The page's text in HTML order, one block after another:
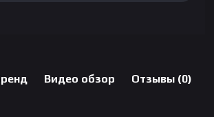
Видео обзор Отзывы (0)